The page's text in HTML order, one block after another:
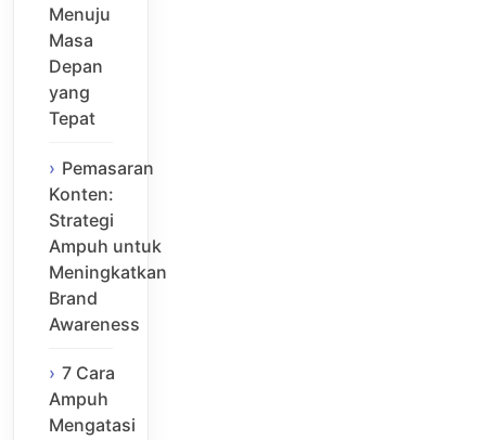
Menuju
Masa
Depan
yang
Tepat
Pemasaran
Konten:
Strategi
Ampuh untuk
Meningkatkan
Brand
Awareness
7 Cara
Ampuh
Mengatasi